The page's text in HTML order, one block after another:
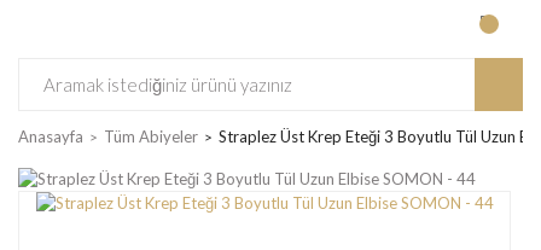
Anasayfa Tüm Abiyeler Straplez Üst Krep Eteği 3 Boyutlu Tül Uzun